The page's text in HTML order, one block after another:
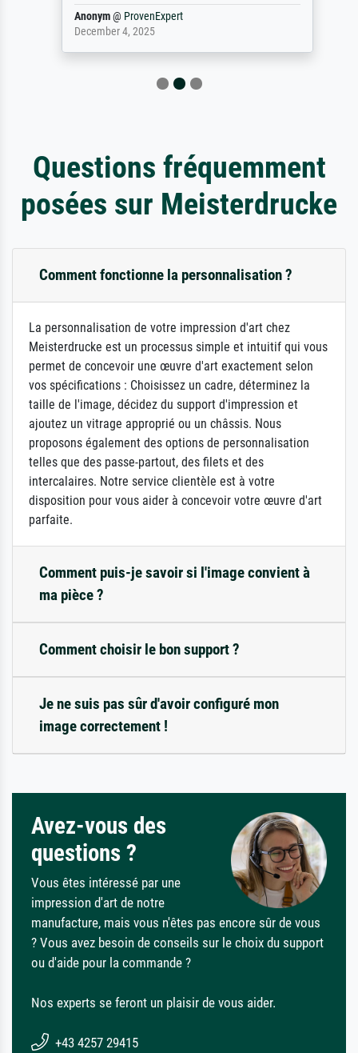
Anonym@ProvenExpert
December 4, 2025
Questions fréquemment
posées sur Meisterdrucke
Comment fonctionne la personnalisation ?
La personnalisation de votre impression d'art chez
Meisterdrucke est un processus simple et intuitif qui vous
permet de concevoir une œuvre d'art exactement selon
vos spécifications : Choisissez un cadre, déterminez la
taille de l'image, décidez du support d'impression et
ajoutez un vitrage approprié ou un châssis. Nous
proposons également des options de personnalisation
telles que des passe-partout, des filets et des
intercalaires. Notre service clientèle est à votre
disposition pour vous aider à concevoir votre œuvre d'art
parfaite.
Comment puis-je savoir si l'image convient à
ma pièce ?
Comment choisir le bon support ?
Je ne suis pas sûr d'avoir configuré mon
image correctement !
Avez-vous des
questions ?
Vous êtes intéressé par une
impression d'art de notre
manufacture, mais vous n'êtes pas encore sûr de vous
? Vous avez besoin de conseils sur le choix du support
ou d'aide pour la commande ?
Nos experts se feront un plaisir de vous aider.
+43 4257 29415